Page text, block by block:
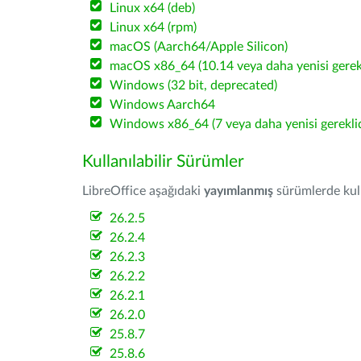
Linux x64 (deb)
Linux x64 (rpm)
macOS (Aarch64/Apple Silicon)
macOS x86_64 (10.14 veya daha yenisi
Windows (32 bit, deprecated)
Windows Aarch64
Windows x86_64 (7 veya daha yenisi
Kullanılabilir Sürümler
LibreOffice aşağıdaki yayımlanmış sürümlerde
26.2.5
26.2.4
26.2.3
26.2.2
26.2.1
26.2.0
25.8.7
25.8.6